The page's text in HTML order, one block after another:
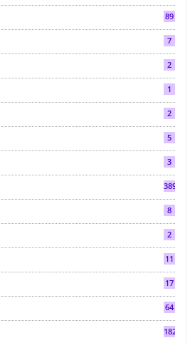
89
7
2
1
2
5
3
3892
8
2
11
17
64
182